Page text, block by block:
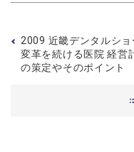
2009 近畿デンタルショ
変革を続ける医院 経営
の策定やそのポイント